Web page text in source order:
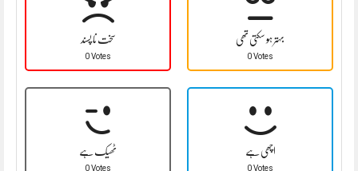
سخت نا پسند
0 Votes
بہتر ہو سکتی تھی
0 Votes
ٹھیک ہے
0 Votes
اچھی ہے
0 Votes